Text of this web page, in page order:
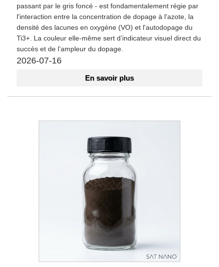
passant par le gris foncé - est fondamentalement régie par
l'interaction entre la concentration de dopage à l'azote, la
densité des lacunes en oxygène (VO) et l'autodopage du
Ti3+. La couleur elle-même sert d’indicateur visuel direct du
succès et de l’ampleur du dopage.
2026-07-16
En savoir plus